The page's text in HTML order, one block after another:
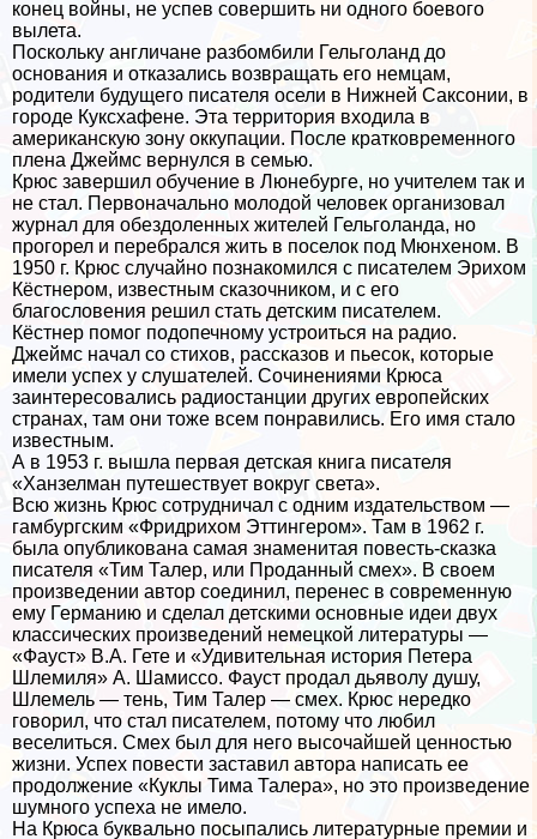
конец войны, не успев совершить ни одного боевого
вылета.
Поскольку англичане разбомбили Гельголанд до
основания и отказались возвращать его немцам,
родители будущего писателя осели в Нижней Саксонии, в
городе Куксхафене. Эта территория входила в
американскую зону оккупации. После кратковременного
плена Джеймс вернулся в семью.
Крюс завершил обучение в Люнебурге, но учителем так и
не стал. Первоначально молодой человек организовал
журнал для обездоленных жителей Гельголанда, но
прогорел и перебрался жить в поселок под Мюнхеном. В
1950 г. Крюс случайно познакомился с писателем Эрихом
Кёстнером, известным сказочником, и с его
благословения решил стать детским писателем.
Кёстнер помог подопечному устроиться на радио.
Джеймс начал со стихов, рассказов и пьесок, которые
имели успех у слушателей. Сочинениями Крюса
заинтересовались радиостанции других европейских
странах, там они тоже всем понравились. Его имя стало
известным.
А в 1953 г. вышла первая детская книга писателя
«Ханзелман путешествует вокруг света».
Всю жизнь Крюс сотрудничал с одним издательством —
гамбургским «Фридрихом Эттингером». Там в 1962 г.
была опубликована самая знаменитая повесть-сказка
писателя «Тим Талер, или Проданный смех». В своем
произведении автор соединил, перенес в современную
ему Германию и сделал детскими основные идеи двух
классических произведений немецкой литературы —
«Фауст» В.А. Гете и «Удивительная история Петера
Шлемиля» А. Шамиссо. Фауст продал дьяволу душу,
Шлемель — тень, Тим Талер — смех. Крюс нередко
говорил, что стал писателем, потому что любил
веселиться. Смех был для него высочайшей ценностью
жизни. Успех повести заставил автора написать ее
продолжение «Куклы Тима Талера», но это произведение
шумного успеха не имело.
На Крюса буквально посыпались литературные премии и